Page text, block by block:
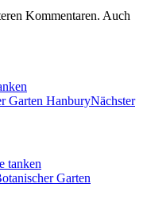
Kommentaren. Auch
Garten HanburyNächster
tanken
Garten